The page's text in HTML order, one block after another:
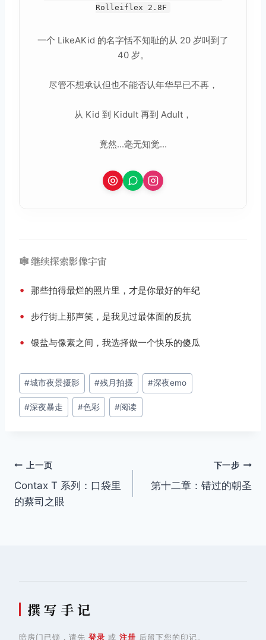
Rolleiflex 2.8F
一个 LikeAKid 的名字恬不知耻的从 20 岁叫到了
40 岁。
尽管不想承认但也不能否认年华早已不再，
从 Kid 到 Kidult 再到 Adult，
竟然...毫无知觉...
🕸️ 继续探索影像宇宙
• 那些拍得最烂的照片里，才是你最好的年纪
• 步行街上那声笑，是我见过最体面的反抗
• 银盐与像素之间，我选择做一个快乐的傻瓜
文
章
标
#城市夜景摄影 #残月拍摄 #深夜emo
#深夜暴走 #色彩 #阅读
文
章
上一页
Contax T 系列：口袋里
的蔡司之眼
下一步
第十二章：错过的朝圣
撰 写 手 记
暗房门已锁，请先 登录 或 注册 后留下您的印记。